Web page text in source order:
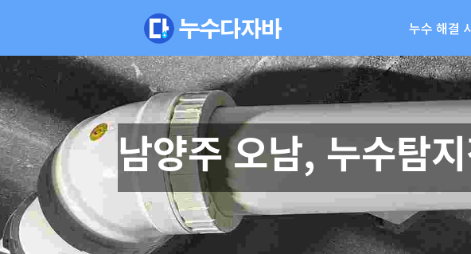
누수 해결
남양주 오남, 누수탐